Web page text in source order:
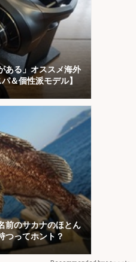
ある」オススメ海外
＆個性派モデル】
前のサカナのほとん
つってホント？